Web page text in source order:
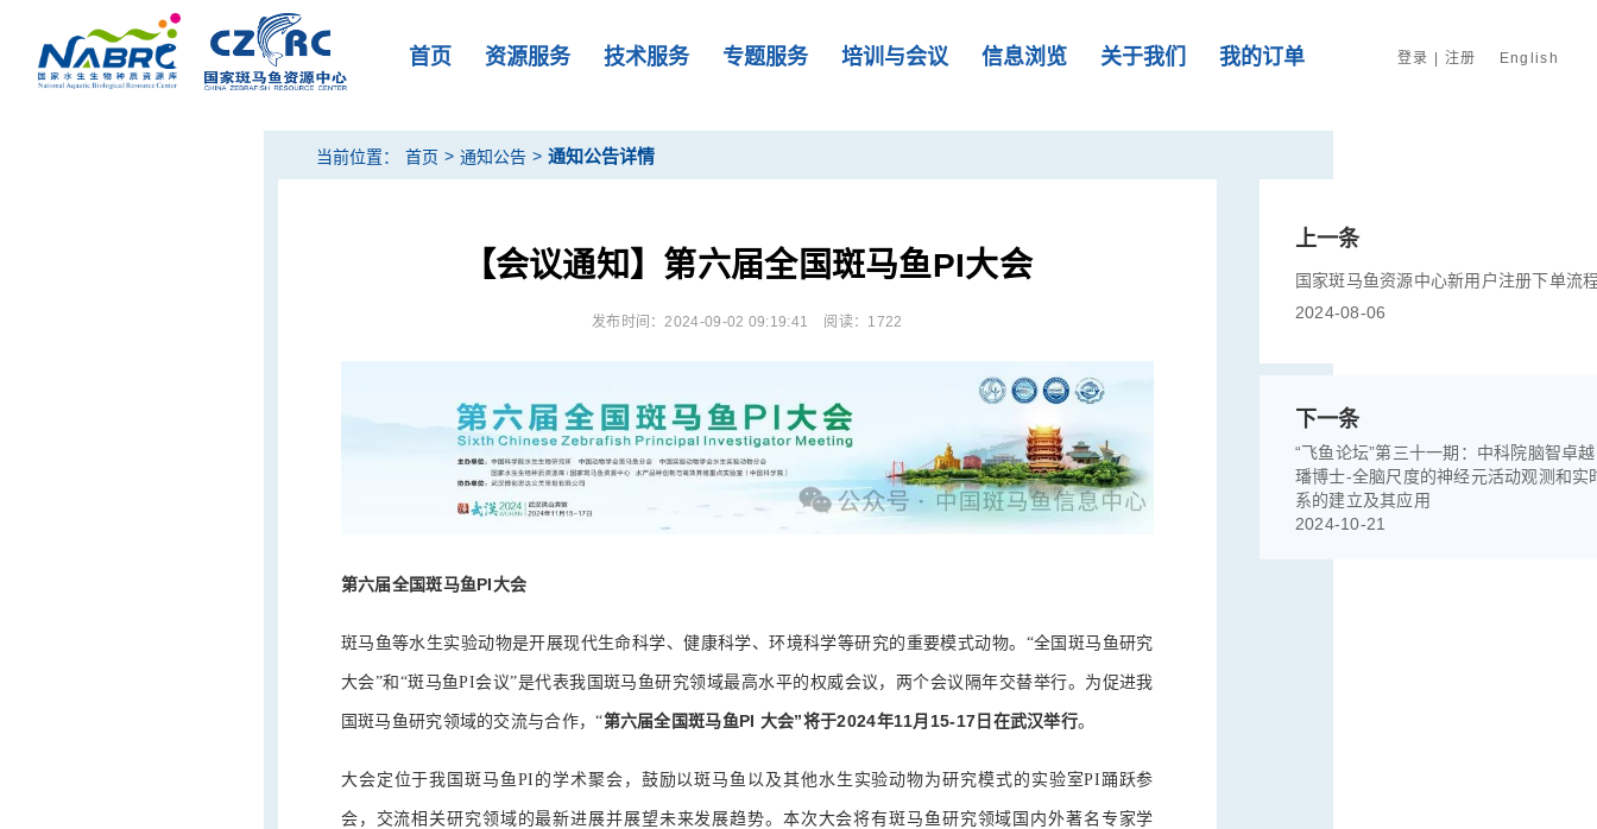
首页 资源服务 技术服务 专题服务 培训与会议 信息浏览 关于我们 我的订单 登录 | 注册 English
当前位置： 首页 > 通知公告 > 通知公告详情
【会议通知】第六届全国斑马鱼PI大会
发布时间：2024-09-02 09:19:41 阅读：1722
第六届全国斑马鱼PI大会
斑马鱼等水生实验动物是开展现代生命科学、健康科学、环境科学等研究的重要模式动物。“全国斑马鱼研究
大会”和“斑马鱼PI会议”是代表我国斑马鱼研究领域最高水平的权威会议，两个会议隔年交替举行。为促进我
国斑马鱼研究领域的交流与合作，“第六届全国斑马鱼PI 大会”将于2024年11月15-17日在武汉举行。
大会定位于我国斑马鱼PI的学术聚会，鼓励以斑马鱼以及其他水生实验动物为研究模式的实验室PI踊跃参
会，交流相关研究领域的最新进展并展望未来发展趋势。本次大会将有斑马鱼研究领域国内外著名专家学
上一条
国家斑马鱼资源中心新用户注册下单流
2024-08-06
下一条
“飞鱼论坛”第三十一期：中科院脑智卓
璠博士-全脑尺度的神经元活动观测和实
系的建立及其应用
2024-10-21